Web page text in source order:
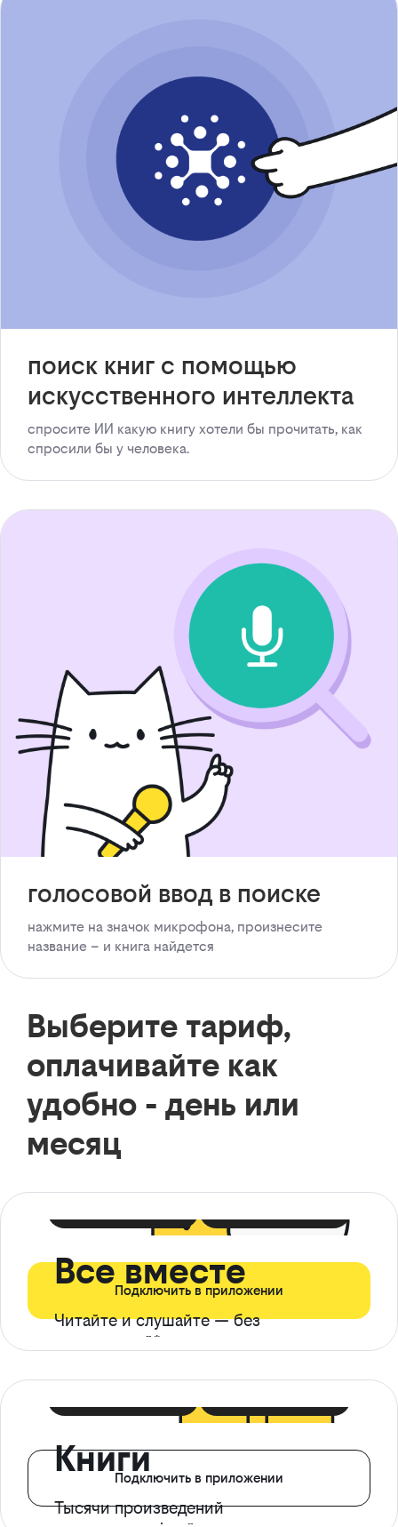
поиск книг с помощью
искусственного интеллекта
спросите ИИ какую книгу хотели бы прочитать, как
спросили бы у человека.
голосовой ввод в поиске
нажмите на значок микрофона, произнесите
название – и книга найдется
Выберите тариф,
оплачивайте как
удобно - день или
месяц
Все вместе
Читайте и слушайте — без
ограничений*
Подключить в приложении
Книги
Тысячи произведений
Подключить в приложении